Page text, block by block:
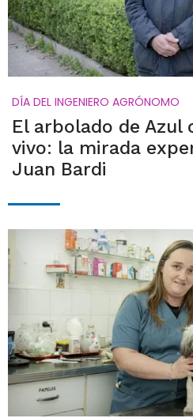
DÍA DEL INGENIERO AGRÓNOMO
El arbolado de Azul
vivo: la mirada
Juan Bardi